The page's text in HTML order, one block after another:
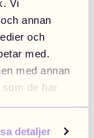
Vi
annan
och
med.
med annan
de har
detaljer
(see the
.